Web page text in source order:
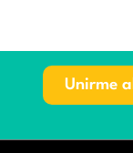
Unirme